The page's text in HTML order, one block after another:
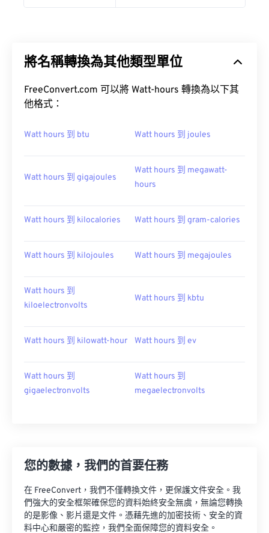
將名稱轉換為其他類型單位
FreeConvert.com 可以將 Watt-hours 轉換為以下其
他格式：
Watt hours 到 btu Watt hours 到 joules
Watt hours 到 gigajoules
Watt hours 到 megawatt-
hours
Watt hours 到 kilocalories Watt hours 到 gram-calories
Watt hours 到 kilojoules Watt hours 到 megajoules
Watt hours 到
kiloelectronvolts
Watt hours 到 kbtu
Watt hours 到 kilowatt-hour Watt hours 到 ev
Watt hours 到
gigaelectronvolts
Watt hours 到
megaelectronvolts
您的數據，我們的首要任務
在 FreeConvert，我們不僅轉換文件，更保護文件安全。我
們強大的安全框架確保您的資料始終安全無虞，無論您轉換
的是影像、影片還是文件。憑藉先進的加密技術、安全的資
料中心和嚴密的監控，我們全面保障您的資料安全。